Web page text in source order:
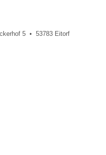
5 • 53783 Eitorf